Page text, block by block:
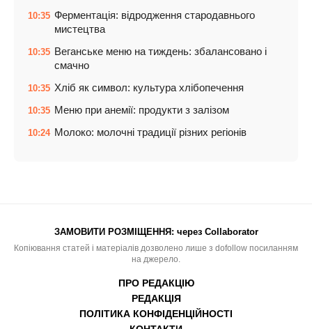
10:35 Ферментація: відродження стародавнього
мистецтва
10:35 Веганське меню на тиждень: збалансовано і
смачно
10:35 Хліб як символ: культура хлібопечення
10:35 Меню при анемії: продукти з залізом
10:24 Молоко: молочні традиції різних регіонів
ЗАМОВИТИ РОЗМІЩЕННЯ: через Collaborator
Копіювання статей і матеріалів дозволено лише з dofollow посиланням
на джерело.
ПРО РЕДАКЦІЮ
РЕДАКЦІЯ
ПОЛІТИКА КОНФІДЕНЦІЙНОСТІ